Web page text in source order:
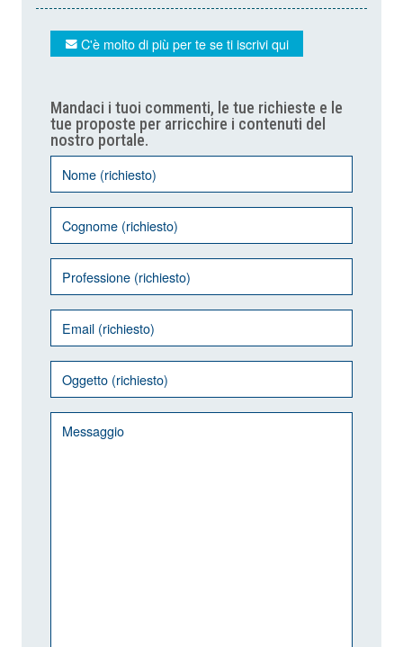
C'è molto di più per te se ti iscrivi qui
Mandaci i tuoi commenti, le tue richieste e le
tue proposte per arricchire i contenuti del
nostro portale.